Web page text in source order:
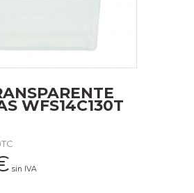
WFS14C130T
sin IVA